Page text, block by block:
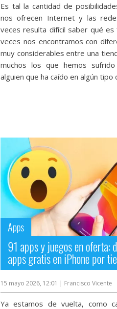
Es tal la cantidad de
nos ofrecen Internet y las
veces resulta difícil saber qué es
veces nos encontramos con
muy considerables entre una
muchos los que hemos
alguien que ha caído en algún tipo
Apps
91 apps y juegos en oferta:
apps gratis en iPhone por
15 mayo 2026, 12:01 | Francisco Vicente
Ya estamos de vuelta, como